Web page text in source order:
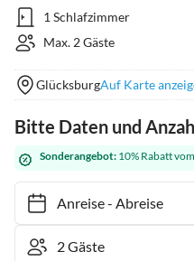
1 Schlafzimmer
Max. 2 Gäste
GlücksburgAuf Karte
Bitte Daten und
Sonderangebot: 10% Rabatt
Anreise- Abreise